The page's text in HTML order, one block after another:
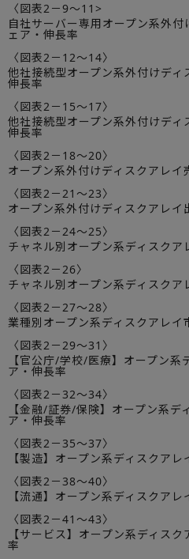
〈図表2－9～11>
自社サーバー専用オープン系外
ェア・伸長率
〈図表2－12～14〉
他社接続型オープン系外付けディ
伸長率
〈図表2－15～17〉
他社接続型オープン系外付けディ
伸長率
〈図表2－18～20〉
オープン系外付けディスクアレ
〈図表2－21～23〉
オープン系外付けディスクアレ
〈図表2－24～25〉
チャネル別オープン系ディスク
〈図表2－26〉
チャネル別オープン系ディスクア
〈図表2－27～28〉
業種別オープン系ディスクアレイ
〈図表2－29～31〉
【官公庁/学校/医療】オープン系
ア・伸長率
〈図表2－32～34〉
【金融/証券/保険】オープン系デ
ア・伸長率
〈図表2－35～37〉
【製造】オープン系ディスクア
〈図表2－38～40〉
【流通】オープン系ディスクア
〈図表2－41～43〉
【サービス】オープン系ディス
率